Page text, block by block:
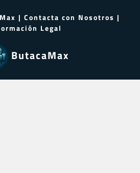
| Contacta con Nosotros |
Legal
ButacaMax